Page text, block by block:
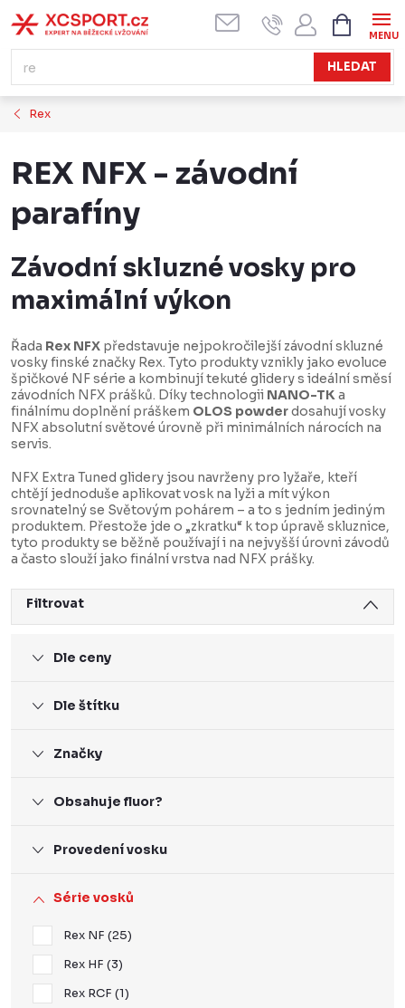
na
obsah
HLEDAT
KOŠÍK
Rex
REX NFX - závodní
parafíny
Závodní skluzné vosky pro
maximální výkon
Řada Rex NFX představuje nejpokročilejší závodní skluzné
vosky finské značky Rex. Tyto produkty vznikly jako evoluce
špičkové NF série a kombinují tekuté glidery s ideální směsí
závodních NFX prášků. Díky technologii NANO-TKa
finálnímu doplnění práškem OLOS powderdosahují vosky
NFX absolutní světové úrovně při minimálních nárocích na
servis.
NFX Extra Tuned glidery jsou navrženy pro lyžaře, kteří
chtějí jednoduše aplikovat vosk na lyži a mít výkon
srovnatelný se Světovým pohárem – a to s jedním jediným
produktem. Přestože jde o „zkratku“ k top úpravě skluznice,
tyto produkty se běžně používají i na nejvyšší úrovni závodů
a často slouží jako finální vrstva nad NFX prášky.
Filtrovat
Dle ceny
Dle štítku
Značky
Obsahuje fluor?
Provedení vosku
Série vosků
Rex NF 25
Rex HF 3
Rex RCF 1